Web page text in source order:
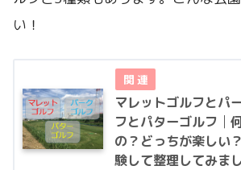
い！
マレットゴルフとパ
フとパターゴルフ│
の？どっちが楽しい
験して整理してみま